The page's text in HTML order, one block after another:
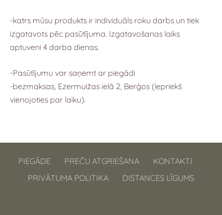
-katrs mūsu produkts ir individuāls roku darbs un tiek
izgatavots pēc pasūtījuma. Izgatavošanas laiks
aptuveni 4 darba dienas.
-Pasūtījumu var saņemt ar piegādi
-bezmaksas, Ezermuižas ielā 2, Berģos (iepriekš
vienojoties par laiku).
PIEGĀDE PREČU ATGRIEŠANA
KONTAKTI
PRIVĀTUMA POLITIKA
DISTANCES LĪGUMS